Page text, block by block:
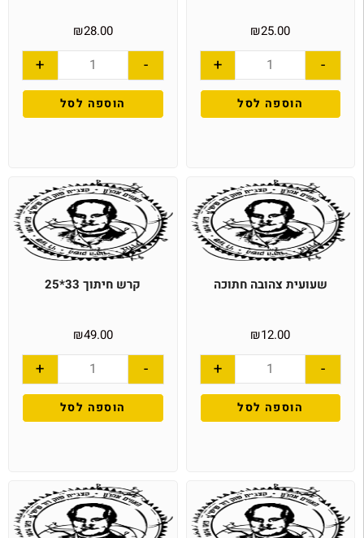
₪25.00
-
+
הוספה לסל
₪28.00
-
+
הוספה לסל
שעועית צהובה חתוכה
₪12.00
-
+
הוספה לסל
קרש חיתוך 33*25
₪49.00
-
+
הוספה לסל